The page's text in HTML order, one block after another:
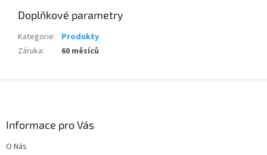
Doplňkové parametry
Kategorie: Produkty
Záruka: 60 měsíců
Informace pro Vás
O Nás